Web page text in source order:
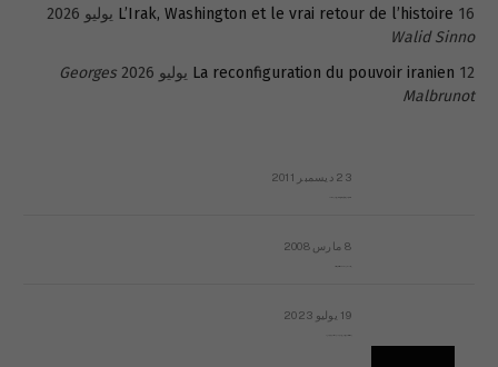
L’Irak, Washington et le vrai retour de l’histoire 16 يوليو 2026
Walid Sinno
La reconfiguration du pouvoir iranien 12 يوليو 2026
Georges
Malbrunot
23 ديسمبر 2011
8 مارس 2008
19 يوليو 2023